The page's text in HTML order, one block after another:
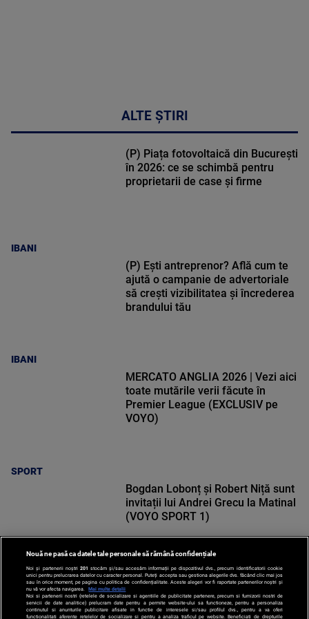
ALTE ȘTIRI
IBANI
(P) Piața fotovoltaică din București
în 2026: ce se schimbă pentru
proprietarii de case și firme
IBANI
(P) Ești antreprenor? Află cum te
ajută o campanie de advertoriale
să crești vizibilitatea și încrederea
brandului tău
SPORT
MERCATO ANGLIA 2026 | Vezi aici
toate mutările verii făcute în
Premier League (EXCLUSIV pe
VOYO)
SPORT
Bogdan Lobonț și Robert Niță sunt
invitații lui Andrei Grecu la Matinal
(VOYO SPORT 1)
Nouă ne pasă ca datele tale personale să rămână confidențiale
Noi și partenerii noștri 201 stocăm și/sau accesăm informații pe dispozitivul dvs., precum identificatorii cookie
unici pentru prelucrarea datelor cu caracter personal. Puteți accepta sau gestiona alegerile dvs. făcând clic mai jos
sau în orice moment, pe pagina cu politica de confidențialitate. Aceste alegeri vor fi raportate partenerilor noștri și
nu vă vor afecta navigarea.
Mai multe detalii
Noi si partenerii nostri (retelele de socializare si agentiile de publicitate partenere, precum si furnizorii nostri de
servicii de date analitice) prelucram date pentru a permite website-ului sa functioneze, pentru a personaliza
continutul si anunturile publicitare afisate in functie de interesele si/sau profilul dvs., pentru a va oferi
functionalitati aferente retelelor de socializare si pentru a analiza traficul pe website. Beneficiati de drepturile